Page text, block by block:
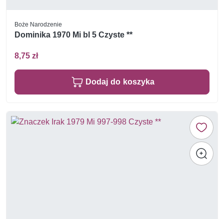
Boże Narodzenie
Dominika 1970 Mi bl 5 Czyste **
8,75 zł
Dodaj do koszyka